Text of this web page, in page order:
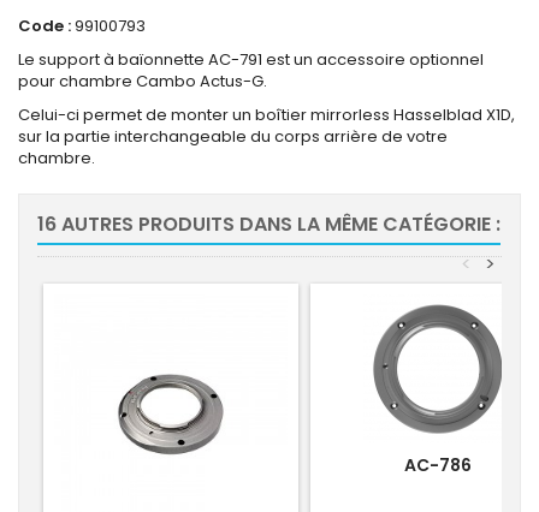
Code :99100793
Le support à baïonnette AC-791 est un accessoire optionnel
pour chambre Cambo Actus-G.
Celui-ci permet de monter un boîtier mirrorless Hasselblad X1D,
sur la partie interchangeable du corps arrière de votre
chambre.
16 AUTRES PRODUITS DANS LA MÊME CATÉGORIE :
>
<
AC-786